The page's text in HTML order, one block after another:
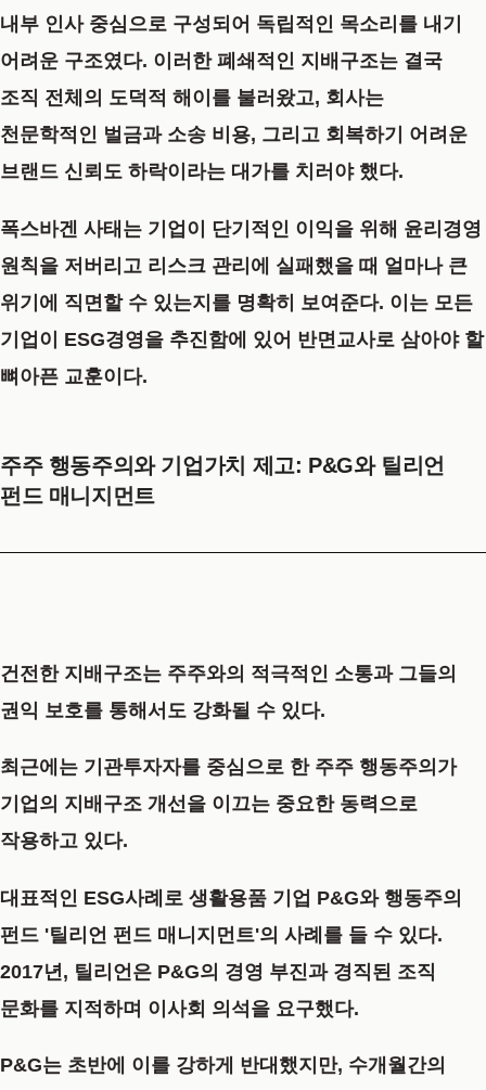
내부 인사 중심으로 구성되어 독립적인 목소리를 내기
어려운 구조였다. 이러한 폐쇄적인 지배구조는 결국
조직 전체의 도덕적 해이를 불러왔고, 회사는
천문학적인 벌금과 소송 비용, 그리고 회복하기 어려운
브랜드 신뢰도 하락이라는 대가를 치러야 했다.
폭스바겐 사태는 기업이 단기적인 이익을 위해 윤리경영
원칙을 저버리고 리스크 관리에 실패했을 때 얼마나 큰
위기에 직면할 수 있는지를 명확히 보여준다. 이는 모든
기업이 ESG경영을 추진함에 있어 반면교사로 삼아야 할
뼈아픈 교훈이다.
주주 행동주의와 기업가치 제고: P&G와 틸리언
펀드 매니지먼트
건전한 지배구조는 주주와의 적극적인 소통과 그들의
권익 보호를 통해서도 강화될 수 있다.
최근에는 기관투자자를 중심으로 한 주주 행동주의 가
기업의 지배구조 개선을 이끄는 중요한 동력으로
작용하고 있다.
대표적인 ESG사례 로 생활용품 기업 P&G와 행동주의
펀드 '틸리언 펀드 매니지먼트'의 사례를 들 수 있다.
2017년, 틸리언은 P&G의 경영 부진과 경직된 조직
문화를 지적하며 이사회 의석을 요구했다.
P&G는 초반에 이를 강하게 반대했지만, 수개월간의